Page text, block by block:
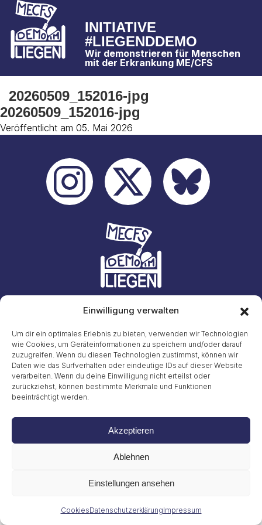
Einwilligung verwalten
Um dir ein optimales Erlebnis zu bieten, verwenden wir Technologien
wie Cookies, um Geräteinformationen zu speichern und/oder darauf
zuzugreifen. Wenn du diesen Technologien zustimmst, können wir
Daten wie das Surfverhalten oder eindeutige IDs auf dieser Website
verarbeiten. Wenn du deine Einwilligung nicht erteilst oder
zurückziehst, können bestimmte Merkmale und Funktionen
beeinträchtigt werden.
Akzeptieren
Ablehnen
Einstellungen ansehen
CookiesDatenschutzerklärungImpressum
INITIATIVE
#LIEGENDDEMO
Wir demonstrieren für Menschen
mit der Erkrankung ME/CFS
20260509_152016-jpg
20260509_152016-jpg
Veröffentlicht am 05. Mai 2026
Gritt Buggenhagen
Tel. 49 (0)151 72038889
Impressum
© 2026